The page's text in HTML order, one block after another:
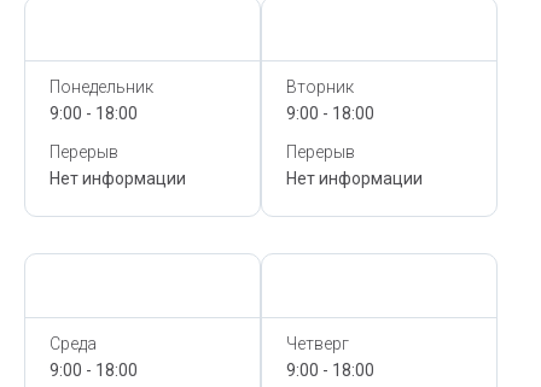
Понедельник
9:00 - 18:00
Перерыв
Нет информации
Вторник
9:00 - 18:00
Перерыв
Нет информации
Среда
9:00 - 18:00
Четверг
9:00 - 18:00